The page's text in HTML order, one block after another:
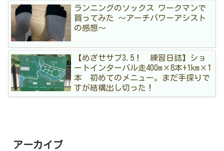
ランニングのソックス ワークマンで
買ってみた 〜アーチパワーアシスト
の感想〜
【めざせサブ3.5！ 練習日誌】ショ
ートインターバル走400m×8本+1km×1
本 初めてのメニュー。まだ手探りで
すが結構出し切った！
アーカイブ